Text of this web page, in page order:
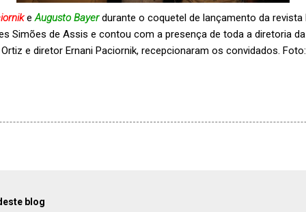
e Augusto Bayerdurante o coquetel de lançamento da revista
Simões de Assis e contou com a presença de toda a diretoria
e diretor Ernani Paciornik, recepcionaram os convidados.
blog